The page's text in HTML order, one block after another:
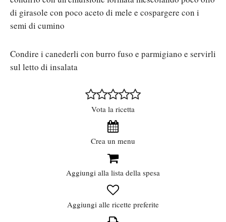
di girasole con poco aceto di mele e cospargere con i
semi di cumino
Condire i canederli con burro fuso e parmigiano e servirli
sul letto di insalata
Vota la ricetta
Crea un menu
Aggiungi alla lista della spesa
Aggiungi alle ricette preferite